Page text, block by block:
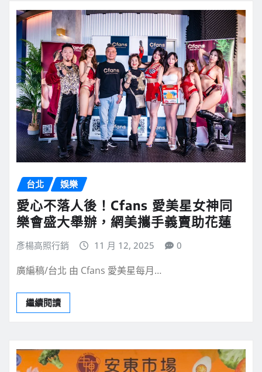
台北 娛樂
愛心不落人後！Cfans 愛美星女神同
樂會盛大舉辦，網美攜手義賣助花蓮
彥楊高照行銷 11 月 12, 2025 0
廣編稿/台北 由 Cfans 愛美星每月…
繼續閱讀